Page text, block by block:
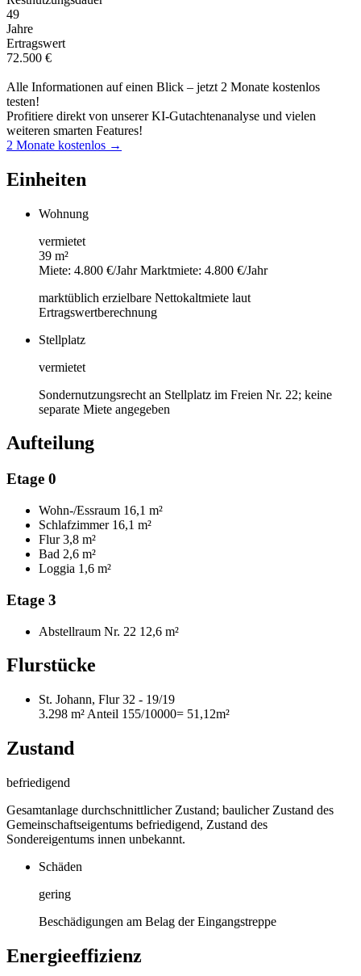
49
Jahre
Ertragswert
72.500 €
Alle Informationen auf einen Blick – jetzt 2 Monate kostenlos
testen!
Profitiere direkt von unserer KI-Gutachtenanalyse und vielen
weiteren smarten Features!
2 Monate kostenlos →
Einheiten
Wohnung
vermietet
39 m²
Miete: 4.800 €/JahrMarktmiete: 4.800 €/Jahr
marktüblich erzielbare Nettokaltmiete laut
Ertragswertberechnung
Stellplatz
vermietet
Sondernutzungsrecht an Stellplatz im Freien Nr. 22; keine
separate Miete angegeben
Aufteilung
Etage 0
Wohn-/Essraum 16,1 m²
Schlafzimmer 16,1 m²
Flur3,8 m²
Bad 2,6 m²
Loggia 1,6 m²
Etage 3
Abstellraum Nr. 22 12,6 m²
Flurstücke
St. Johann, Flur 32 - 19/19
3.298 m² Anteil 155/10000= 51,12m²
Zustand
befriedigend
Gesamtanlage durchschnittlicher Zustand; baulicher Zustand des
Gemeinschaftseigentums befriedigend, Zustand des
Sondereigentums innen unbekannt.
Schäden
gering
Beschädigungen am Belag der Eingangstreppe
Energieeffizienz